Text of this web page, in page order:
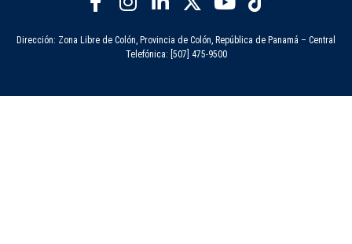
Dirección: Zona Libre de Colón, Provincia de Colón, República de Panamá – Central
Telefónica: [507] 475-9500